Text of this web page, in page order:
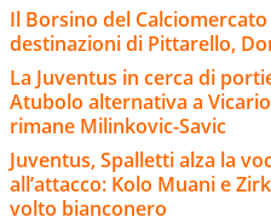
Il Borsino del
destinazioni di Pittarello,
La Juventus in cerca di
Atubolo alternativa a
rimane Milinkovic-Savic
Juventus, Spalletti alza la
all’attacco: Kolo Muani e
volto bianconero